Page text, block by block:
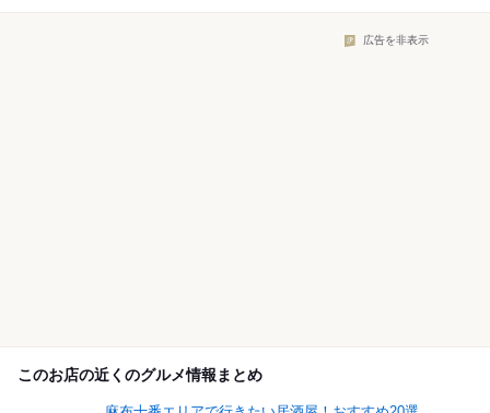
広告を非表示
このお店の近くのグルメ情報まとめ